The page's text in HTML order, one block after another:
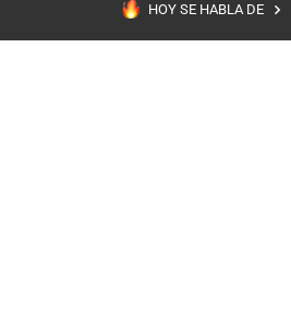
HOY SE HABLA DE